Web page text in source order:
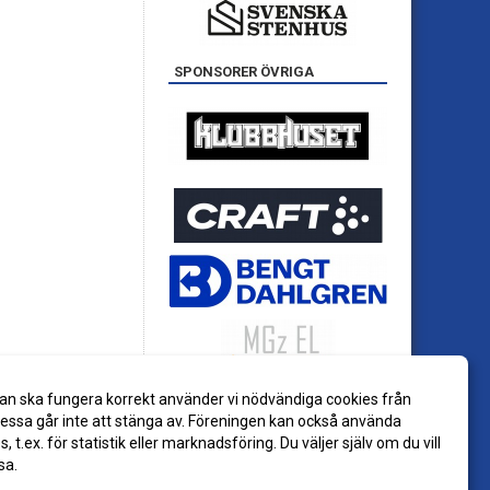
SPONSORER ÖVRIGA
ska fungera korrekt använder vi nödvändiga cookies från
går inte att stänga av. Föreningen kan också använda
t.ex. för statistik eller marknadsföring. Du väljer själv om du vill